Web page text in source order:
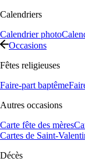
Calendriers
Calendrier photo
Occasions
Fêtes religieuses
Faire-part baptême
Autres occasions
Carte fête des mères
Cartes de Saint-
Décès